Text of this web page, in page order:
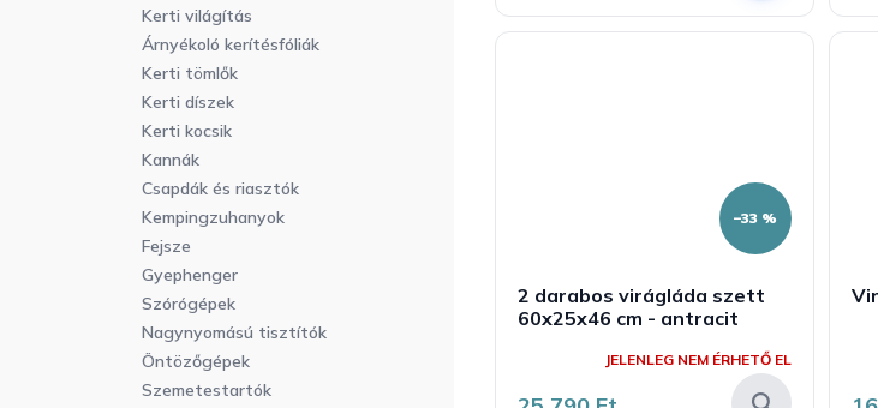
Kerti világítás
Árnyékoló kerítésfóliák
Kerti tömlők
Kerti díszek
Kerti kocsik
Kannák
Csapdák és riasztók
Kempingzuhanyok
Fejsze
Gyephenger
Szórógépek
Nagynyomású tisztítók
Öntözőgépek
Szemetestartók
5,0
csillag.
–33 %
2 darabos virágláda szett
60x25x46 cm - antracit
JELENLEG NEM ÉRHETŐ EL